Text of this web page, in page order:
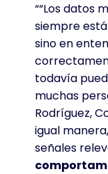
““Los datos
siempre
sino en
todavía
muchas
Rodríguez,
igual
señales